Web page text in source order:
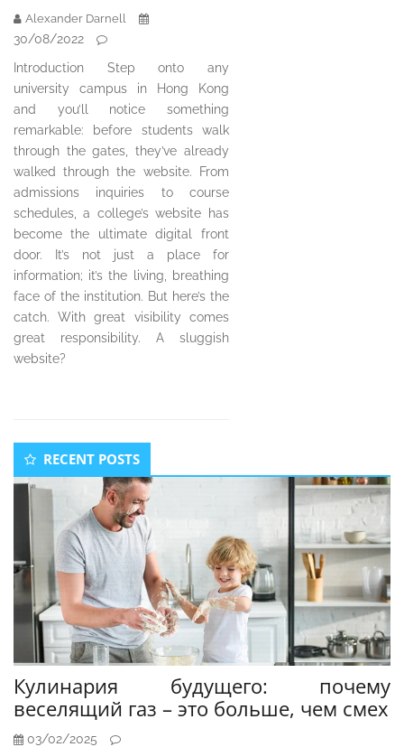
Alexander Darnell
30/08/2022
Introduction Step onto any
university campus in Hong Kong
and you’ll notice something
remarkable: before students walk
through the gates, they’ve already
walked through the website. From
admissions inquiries to course
schedules, a college’s website has
become the ultimate digital front
door. It’s not just a place for
information; it’s the living, breathing
face of the institution. But here’s the
catch. With great visibility comes
great responsibility. A sluggish
website?
Secondary
Sidebar
RECENT POSTS
Кулинария будущего: почему
веселящий газ – это больше, чем смех
03/02/2025